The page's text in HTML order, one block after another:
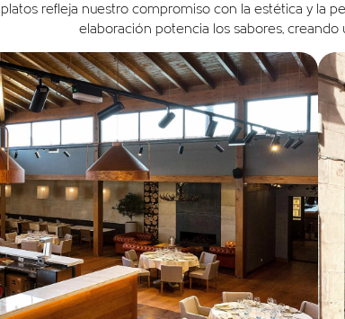
platos refleja nuestro compromiso con la estética y la
elaboración potencia los sabores, creando